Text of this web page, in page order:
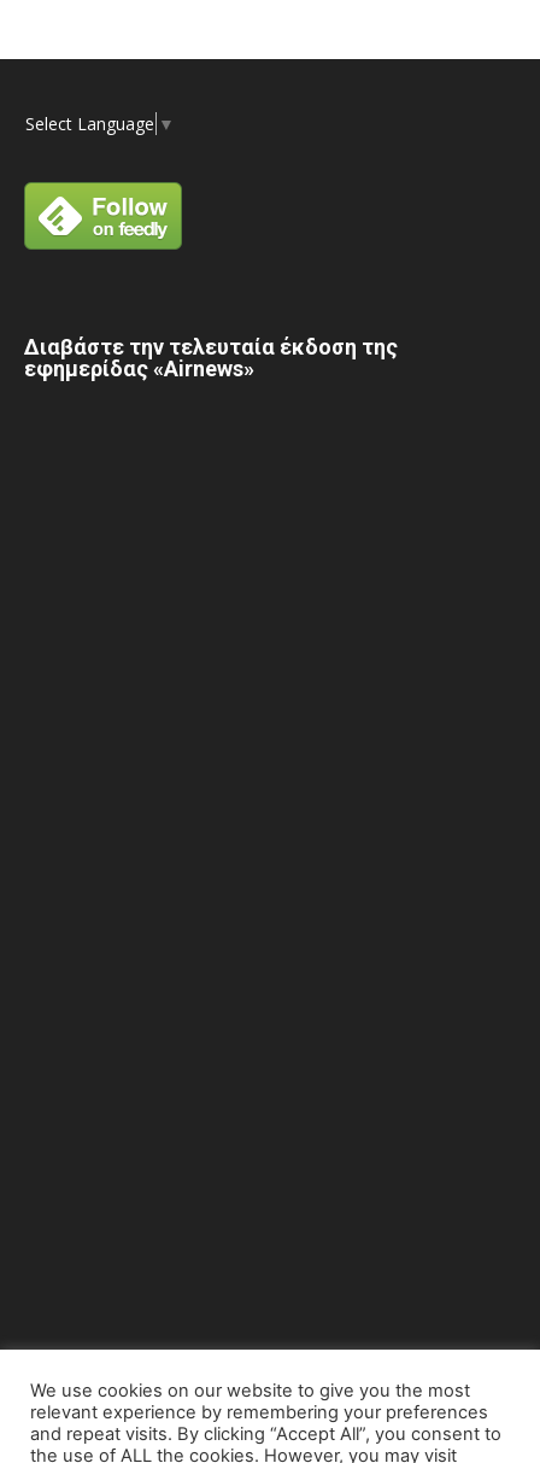
Select Language ▼
Διαβάστε την τελευταία έκδοση της
εφημερίδας «Airnews»
© Copyright 2015 - www.airnews.gr
We use cookies on our website to give you the most
relevant experience by remembering your preferences
and repeat visits. By clicking “Accept All”, you consent to
the use of ALL the cookies. However, you may visit